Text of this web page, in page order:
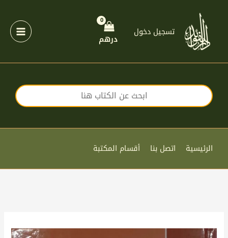
المحتوى
تسجيل دخول
درهم
الرئيسية اتصل بنا أقسام المكتبة